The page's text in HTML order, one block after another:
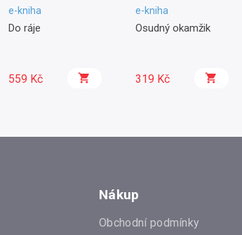
e-kniha
Do ráje
559 Kč
e-kniha
Osudný okamžik
319 Kč
Nákup
Obchodní podmínky